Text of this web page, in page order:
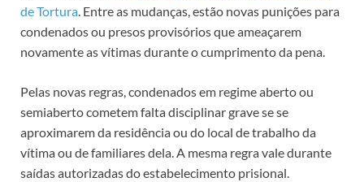
de Tortura. Entre as mudanças, estão novas punições para
condenados ou presos provisórios que ameaçarem
novamente as vítimas durante o cumprimento da pena.
Pelas novas regras, condenados em regime aberto ou
semiaberto cometem falta disciplinar grave se se
aproximarem da residência ou do local de trabalho da
vítima ou de familiares dela. A mesma regra vale durante
saídas autorizadas do estabelecimento prisional.